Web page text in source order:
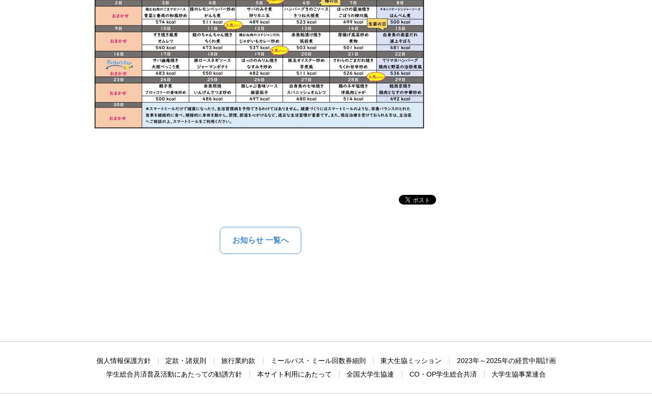
お知らせ 一覧へ
個人情報保護方針 定款・諸規則 旅行業約款 ミールパス・ミール回数券細則 東大生協ミッション
2023年～2025年の経営中期計画
学生総合共済普及活動にあたっての勧誘方針 本サイト利用にあたって 全国大学生協連 CO・OP学生総合共済 大学生協事業連合